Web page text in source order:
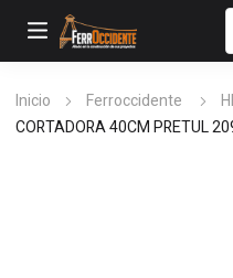
Inicio Ferroccidente
CORTADORA 40CM PRETUL